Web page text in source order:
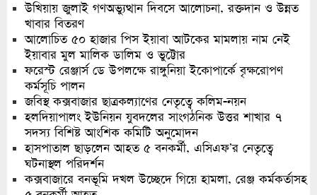
উখিয়ায় জুলাই গণঅভ্যুত্থান দিবসে আলোচনা, রক্তদান ও উন্নত
খাবার বিতরণ
আলোচিত ৫০ হাজার পিস ইয়াবা আটকের মামলায় নাম নেই
ইয়াবার মুল মালিক ডালিম ও ভুট্টোর
ফরেস্ট রেঞ্জার্স ডে উপলক্ষে রাঙ্গুনিয়া ইকোপার্কে বৃক্ষরোপণ
কর্মসূচি পালন
জবিস্থ কক্সবাজার ছাত্রকল্যাণের নেতৃত্বে কলিম-নয়ন
হলদিয়াপালং ইউনিয়ন যুবদলের সাংগঠনিক উত্তর শাখার ৭
সদস্য বিশিষ্ট আংশিক কমিটি অনুমোদন
হাসপাতাল ছাড়লেন আহত ৫ বনকর্মী, এসিএফ’র নেতৃত্বে
ঘটনাস্থল পরিদর্শন
কক্সবাজারে বনভূমি দখল উচ্ছেদে গিয়ে হামলা, রেঞ্জ কর্মকর্তাসহ